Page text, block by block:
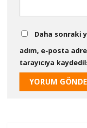
Daha sonraki
adım, e-posta
tarayıcıya